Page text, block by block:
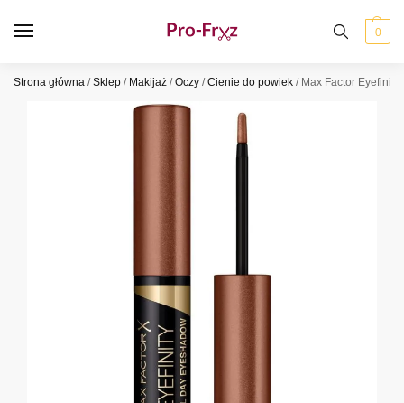
0
Strona główna /Sklep / Makijaż /Oczy /Cienie do powiek / Max Factor